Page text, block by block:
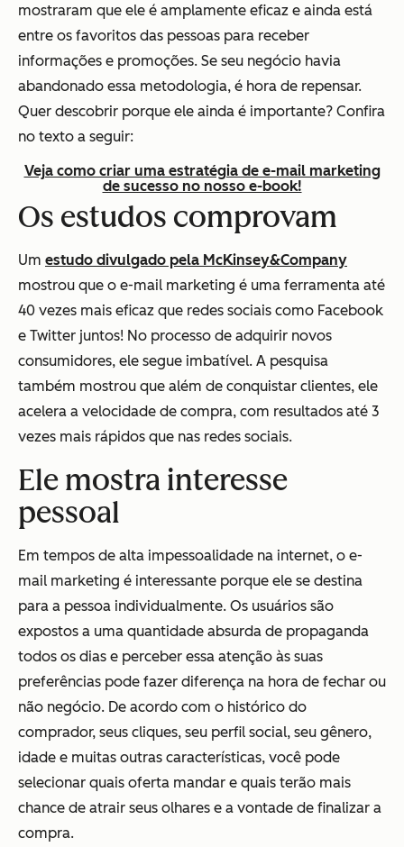
mostraram que ele é amplamente eficaz e ainda está
entre os favoritos das pessoas para receber
informações e promoções. Se seu negócio havia
abandonado essa metodologia, é hora de repensar.
Quer descobrir porque ele ainda é importante? Confira
no texto a seguir:
Veja como criar uma estratégia de e-mail marketing
de sucesso no nosso e-book!
Os estudos comprovam
Um estudo divulgado pela McKinsey&Company
mostrou que o e-mail marketing é uma ferramenta até
40 vezes mais eficaz que redes sociais como Facebook
e Twitter juntos! No processo de adquirir novos
consumidores, ele segue imbatível. A pesquisa
também mostrou que além de conquistar clientes, ele
acelera a velocidade de compra, com resultados até 3
vezes mais rápidos que nas redes sociais.
Ele mostra interesse
pessoal
Em tempos de alta impessoalidade na internet, o e-
mail marketing é interessante porque ele se destina
para a pessoa individualmente. Os usuários são
expostos a uma quantidade absurda de propaganda
todos os dias e perceber essa atenção às suas
preferências pode fazer diferença na hora de fechar ou
não negócio. De acordo com o histórico do
comprador, seus cliques, seu perfil social, seu gênero,
idade e muitas outras características, você pode
selecionar quais oferta mandar e quais terão mais
chance de atrair seus olhares e a vontade de finalizar a
compra.